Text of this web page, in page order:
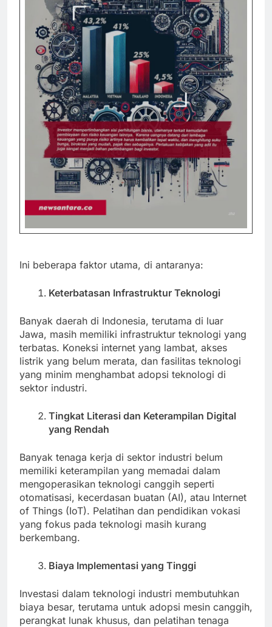
Ini beberapa faktor utama, di antaranya:
Keterbatasan Infrastruktur Teknologi
Banyak daerah di Indonesia, terutama di luar
Jawa, masih memiliki infrastruktur teknologi yang
terbatas. Koneksi internet yang lambat, akses
listrik yang belum merata, dan fasilitas teknologi
yang minim menghambat adopsi teknologi di
sektor industri.
Tingkat Literasi dan Keterampilan Digital
yang Rendah
Banyak tenaga kerja di sektor industri belum
memiliki keterampilan yang memadai dalam
mengoperasikan teknologi canggih seperti
otomatisasi, kecerdasan buatan (AI), atau Internet
of Things (IoT). Pelatihan dan pendidikan vokasi
yang fokus pada teknologi masih kurang
berkembang.
Biaya Implementasi yang Tinggi
Investasi dalam teknologi industri membutuhkan
biaya besar, terutama untuk adopsi mesin canggih,
perangkat lunak khusus, dan pelatihan tenaga